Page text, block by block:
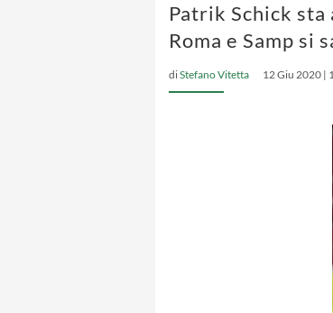
Patrik Schick
Roma e Samp si
diStefano Vitetta 12 Giu 2020 |